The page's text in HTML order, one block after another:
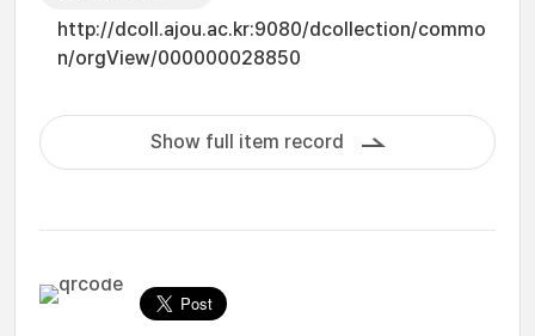
http://dcoll.ajou.ac.kr:9080/dcollection/commo
n/orgView/000000028850
Show full item record